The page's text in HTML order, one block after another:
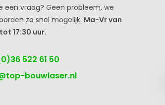
een vraag? Geen probleem, we
zo snel mogelijk. Ma-Vr van
17:30 uur.
522 61 50
bouwlaser.nl